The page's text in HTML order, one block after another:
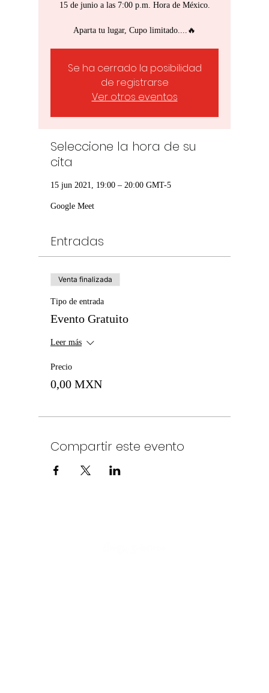
15 de junio a las 7:00 p.m. Hora de México.
Aparta tu lugar, Cupo limitado....🔥
Se ha cerrado la posibilidad
de registrarse
Ver otros eventos
Seleccione la hora de su
cita
15 jun 2021, 19:00 – 20:00 GMT-5
Google Meet
Entradas
Venta finalizada
Tipo de entrada
Evento Gratuito
Leer más
Precio
0,00 MXN
Compartir este evento